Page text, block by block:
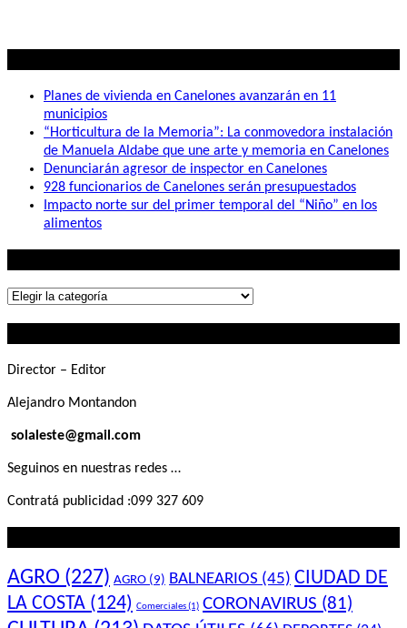
Planes de vivienda en Canelones avanzarán en 11
municipios
“Horticultura de la Memoria”: La conmovedora instalación
de Manuela Aldabe que une arte y memoria en Canelones
Denunciarán agresor de inspector en Canelones
928 funcionarios de Canelones serán presupuestados
Impacto norte sur del primer temporal del “Niño” en los
alimentos
Lo
Director – Editor
Alejandro Montandon
solaleste@gmail.com
Seguinos en nuestras redes …
Contratá publicidad :099 327 609
AGRO (227) AGRO (9) BALNEARIOS (45) CIUDAD DE
LA COSTA (124) Comerciales(1) CORONAVIRUS (81)